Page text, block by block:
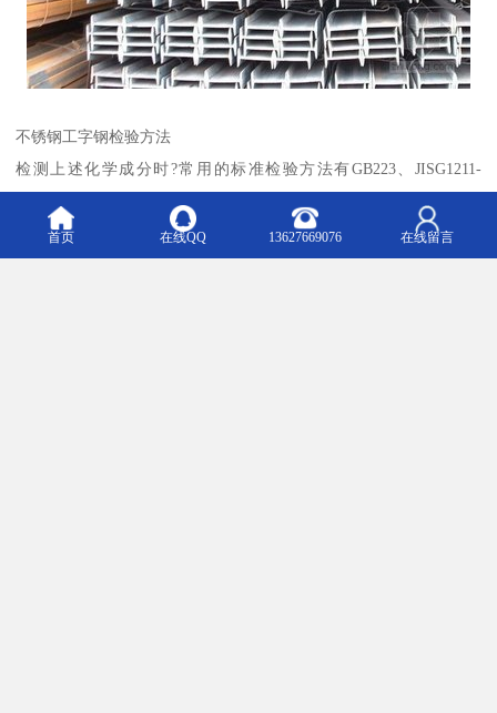
不锈钢工字钢检验方法
检测上述化学成分时?常用的标准检验方法有GB223、JISG1211-
国标:GB13296-97、GB/T14976-2002、GB/T14975-2002 美标?
首页 在线QQ 13627669076 在线留言